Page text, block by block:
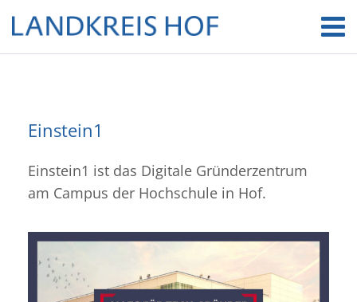
Einstein1
Einstein1 ist das Digitale Gründerzentrum
am Campus der Hochschule in Hof.